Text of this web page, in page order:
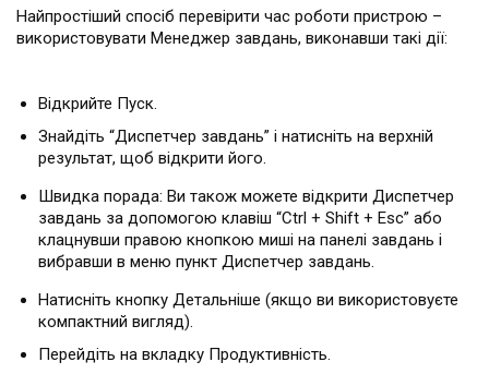
Найпростіший спосіб перевірити час роботи пристрою –
використовувати Менеджер завдань, виконавши такі дії:
Відкрийте Пуск.
Знайдіть “Диспетчер завдань” і натисніть на верхній
результат, щоб відкрити його.
Швидка порада: Ви також можете відкрити Диспетчер
завдань за допомогою клавіш “Ctrl + Shift + Esc” або
клацнувши правою кнопкою миші на панелі завдань і
вибравши в меню пункт Диспетчер завдань.
Натисніть кнопку Детальніше (якщо ви використовуєте
компактний вигляд).
Перейдіть на вкладку Продуктивність.